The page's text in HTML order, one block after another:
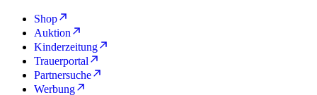
Shop
Auktion
Kinderzeitung
Trauerportal
Partnersuche
Werbung